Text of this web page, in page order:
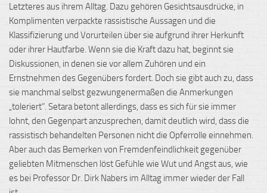
Letzteres aus ihrem Alltag. Dazu gehören Gesichtsausdrücke, in
Komplimenten verpackte rassistische Aussagen und die
Klassifizierung und Vorurteilen über sie aufgrund ihrer Herkunft
oder ihrer Hautfarbe. Wenn sie die Kraft dazu hat, beginnt sie
Diskussionen, in denen sie vor allem Zuhören und ein
Ernstnehmen des Gegenübers fordert. Doch sie gibt auch zu, dass
sie manchmal selbst gezwungenermaßen die Anmerkungen
„toleriert“. Setara betont allerdings, dass es sich für sie immer
lohnt, den Gegenpart anzusprechen, damit deutlich wird, dass die
rassistisch behandelten Personen nicht die Opferrolle einnehmen.
Aber auch das Bemerken von Fremdenfeindlichkeit gegenüber
geliebten Mitmenschen löst Gefühle wie Wut und Angst aus, wie
es bei Professor Dr. Dirk Nabers im Alltag immer wieder der Fall